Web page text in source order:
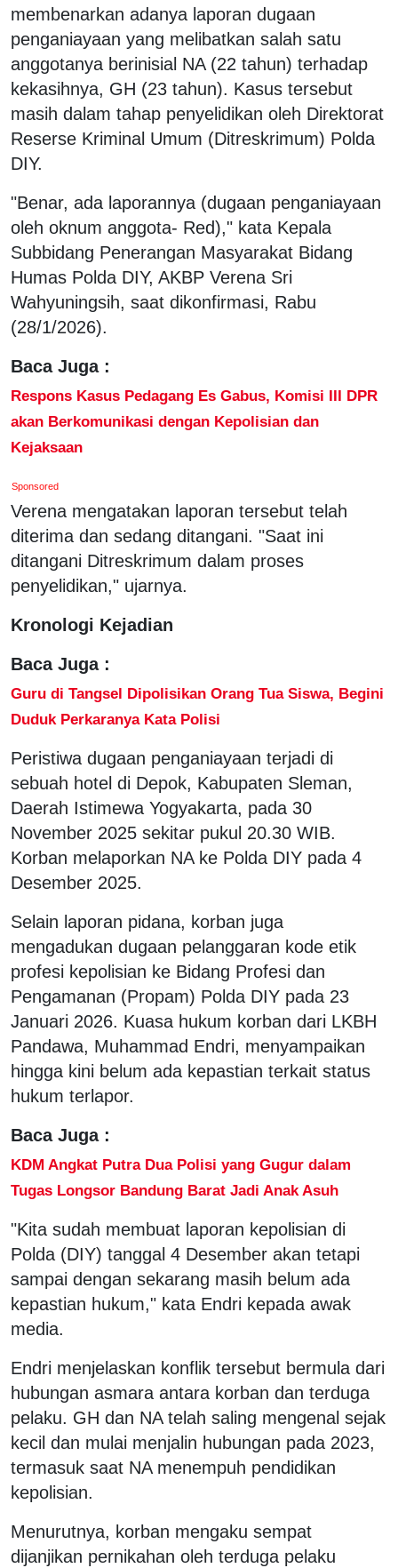
membenarkan adanya laporan dugaan
penganiayaan yang melibatkan salah satu
anggotanya berinisial NA (22 tahun) terhadap
kekasihnya, GH (23 tahun). Kasus tersebut
masih dalam tahap penyelidikan oleh Direktorat
Reserse Kriminal Umum (Ditreskrimum) Polda
DIY.
"Benar, ada laporannya (dugaan penganiayaan
oleh oknum anggota- Red)," kata Kepala
Subbidang Penerangan Masyarakat Bidang
Humas Polda DIY, AKBP Verena Sri
Wahyuningsih, saat dikonfirmasi, Rabu
(28/1/2026).
Baca Juga :
Respons Kasus Pedagang Es Gabus, Komisi III DPR
akan Berkomunikasi dengan Kepolisian dan
Kejaksaan
Sponsored
Verena mengatakan laporan tersebut telah
diterima dan sedang ditangani. "Saat ini
ditangani Ditreskrimum dalam proses
penyelidikan," ujarnya.
Kronologi Kejadian
Baca Juga :
Guru di Tangsel Dipolisikan Orang Tua Siswa, Begini
Duduk Perkaranya Kata Polisi
Peristiwa dugaan penganiayaan terjadi di
sebuah hotel di Depok, Kabupaten Sleman,
Daerah Istimewa Yogyakarta, pada 30
November 2025 sekitar pukul 20.30 WIB.
Korban melaporkan NA ke Polda DIY pada 4
Desember 2025.
Selain laporan pidana, korban juga
mengadukan dugaan pelanggaran kode etik
profesi kepolisian ke Bidang Profesi dan
Pengamanan (Propam) Polda DIY pada 23
Januari 2026. Kuasa hukum korban dari LKBH
Pandawa, Muhammad Endri, menyampaikan
hingga kini belum ada kepastian terkait status
hukum terlapor.
Baca Juga :
KDM Angkat Putra Dua Polisi yang Gugur dalam
Tugas Longsor Bandung Barat Jadi Anak Asuh
"Kita sudah membuat laporan kepolisian di
Polda (DIY) tanggal 4 Desember akan tetapi
sampai dengan sekarang masih belum ada
kepastian hukum," kata Endri kepada awak
media.
Endri menjelaskan konflik tersebut bermula dari
hubungan asmara antara korban dan terduga
pelaku. GH dan NA telah saling mengenal sejak
kecil dan mulai menjalin hubungan pada 2023,
termasuk saat NA menempuh pendidikan
kepolisian.
Menurutnya, korban mengaku sempat
dijanjikan pernikahan oleh terduga pelaku